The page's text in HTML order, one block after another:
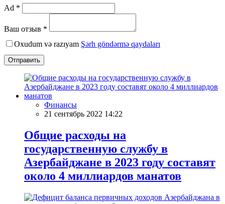
Ad *
Ваш отзыв *
Oxudum və razıyam Şərh göndərmə qaydaları
Отправить
Финансы
21 сентябрь 2022 14:22
Общие расходы на
государственную службу в
Азербайджане в 2023 году составят
около 4 миллиардов манатов